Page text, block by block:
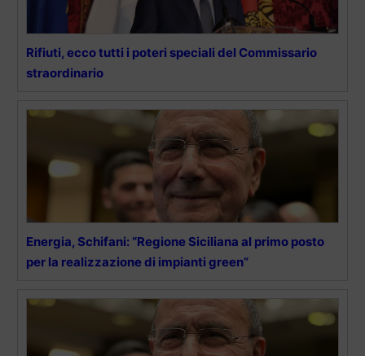
Rifiuti, ecco tutti i poteri speciali del Commissario
straordinario
Energia, Schifani: “Regione Siciliana al primo posto
per la realizzazione di impianti green”